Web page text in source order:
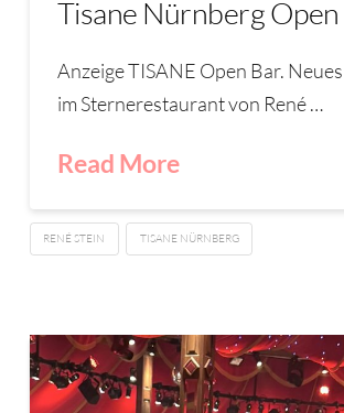
Tisane Nürnberg
Anzeige TISANE Open Bar.
im Sternerestaurant von René …
Read More
RENÉ STEIN TISANE NÜRNBERG